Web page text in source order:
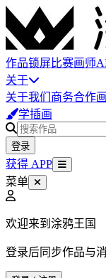
作品锁屏比赛画师
关于
关于我们 商务合作
学插画
登录
获得 APP
菜单
欢迎来到涂鸦王国
登录后同步作品与